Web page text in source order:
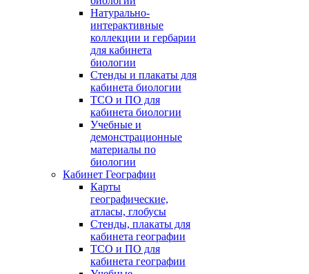
Натурально-
интерактивные
коллекции и гербарии
для кабинета
биологии
Стенды и плакаты для
кабинета биологии
ТСО и ПО для
кабинета биологии
Учебные и
демонстрационные
материалы по
биологии
Кабинет Географии
Карты
географические,
атласы, глобусы
Стенды, плакаты для
кабинета географии
ТСО и ПО для
кабинета географии